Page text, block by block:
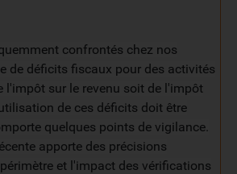
confrontés chez nos
de déficits fiscaux pour des activités
l'impôt sur le revenu soit de l'impôt
de ces déficits doit être
quelques points de vigilance.
apporte des précisions
et l'impact des vérifications